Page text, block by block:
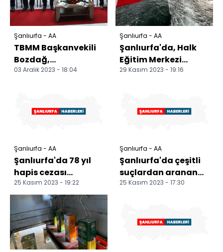
Şanlıurfa - AA
TBMM Başkanvekili
Bozdağ,
Şanlıurfa'da
03 Aralık 2023 - 18:04
Şanlıurfa - AA
Şanlıurfa'da, Halk
Eğitim Merkezi
müdürleri Takoran
29 Kasım 2023 - 19:16
Şanlıurfa - AA
Şanlıurfa'da 78 yıl
hapis cezası
bulunan firari
hükümlü yakalandı
25 Kasım 2023 - 19:22
Şanlıurfa - AA
Şanlıurfa'da çeşitli
suçlardan aranan
zanlı sahte kimlikle
25 Kasım 2023 - 17:30